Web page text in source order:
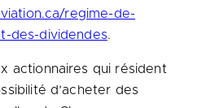
regime-de-
des-dividendes.
actionnaires qui résident
d’acheter des